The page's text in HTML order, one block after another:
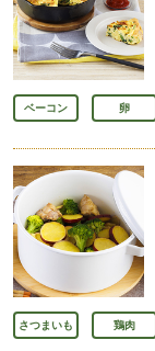
ベーコン 卵
さつまいも 鶏肉